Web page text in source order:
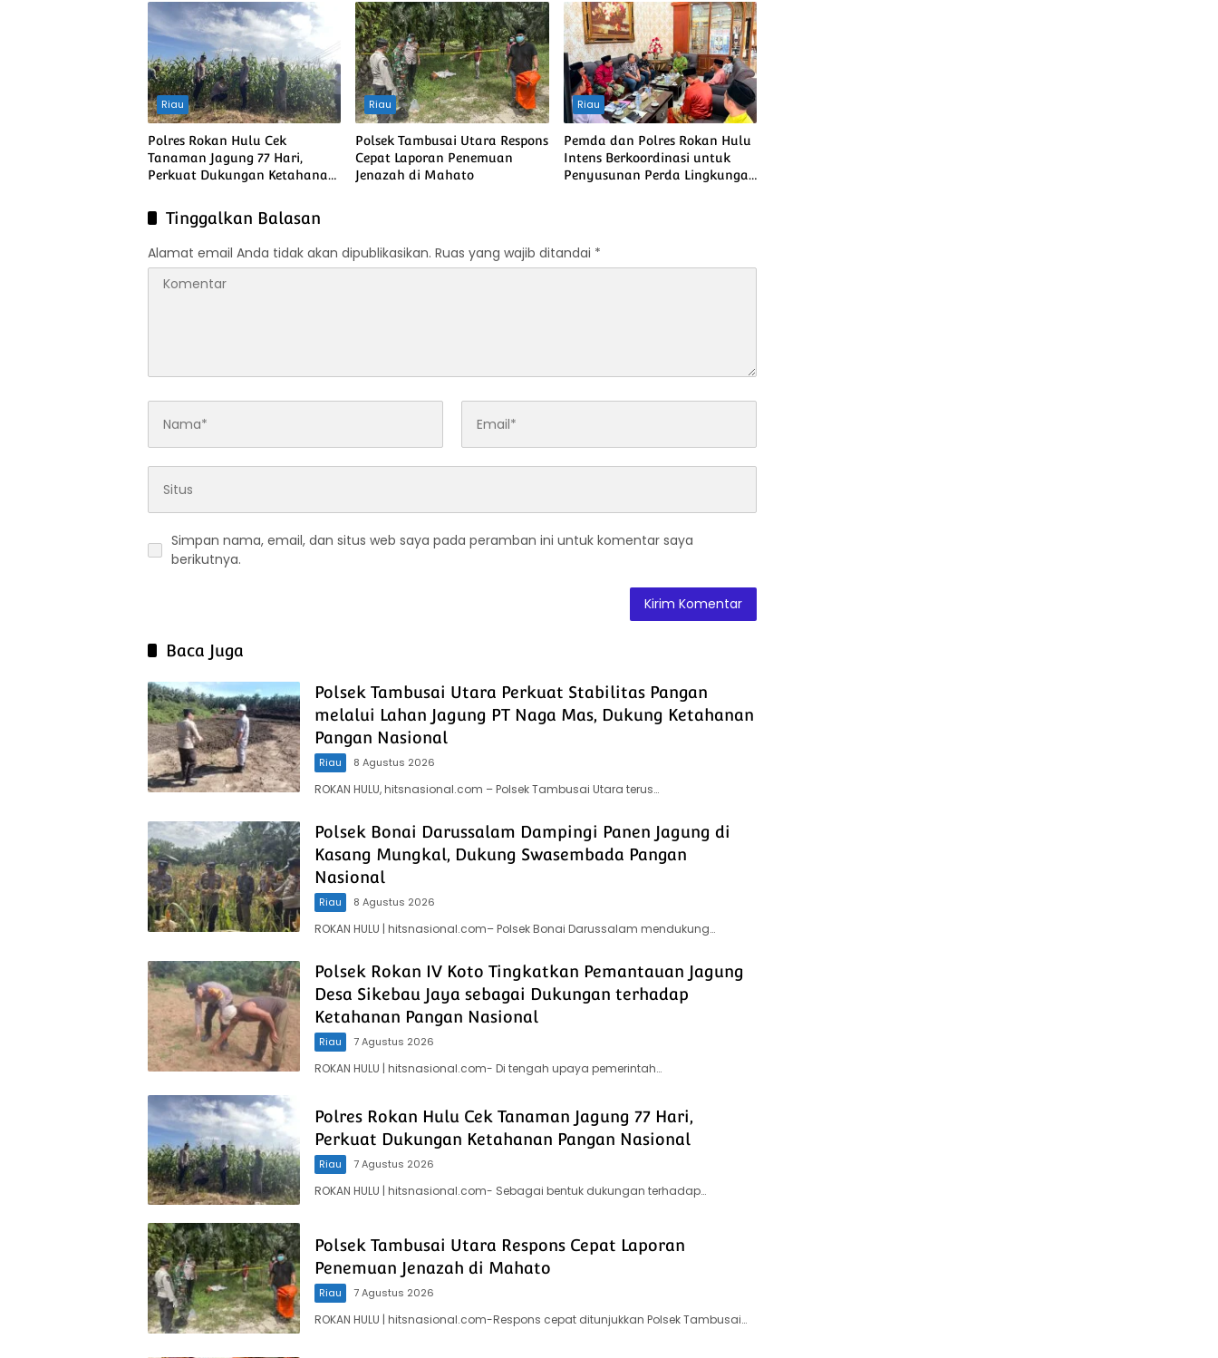
Pangan Nasional
Ketahanan Pangan Nasional
Riau
Polres Rokan Hulu Cek
Tanaman Jagung 77 Hari,
Perkuat Dukungan Ketahanan
Riau
Polsek Tambusai Utara Respons
Cepat Laporan Penemuan
Jenazah di Mahato
Riau
Pemda dan Polres Rokan Hulu
Intens Berkoordinasi untuk
Penyusunan Perda Lingkungan
Tinggalkan Balasan
Alamat email Anda tidak akan dipublikasikan. Ruas yang wajib ditandai *
Simpan nama, email, dan situs web saya pada peramban ini untuk komentar saya
berikutnya.
Baca Juga
Polsek Tambusai Utara Perkuat Stabilitas Pangan
melalui Lahan Jagung PT Naga Mas, Dukung Ketahanan
Pangan Nasional
Riau 8 Agustus 2026
ROKAN HULU, hitsnasional.com – Polsek Tambusai Utara terus…
Polsek Bonai Darussalam Dampingi Panen Jagung di
Kasang Mungkal, Dukung Swasembada Pangan
Nasional
Riau 8 Agustus 2026
ROKAN HULU | hitsnasional.com– Polsek Bonai Darussalam mendukung…
Polsek Rokan IV Koto Tingkatkan Pemantauan Jagung
Desa Sikebau Jaya sebagai Dukungan terhadap
Ketahanan Pangan Nasional
Riau 7 Agustus 2026
ROKAN HULU | hitsnasional.com- Di tengah upaya pemerintah…
Polres Rokan Hulu Cek Tanaman Jagung 77 Hari,
Perkuat Dukungan Ketahanan Pangan Nasional
Riau 7 Agustus 2026
ROKAN HULU | hitsnasional.com- Sebagai bentuk dukungan terhadap…
Polsek Tambusai Utara Respons Cepat Laporan
Penemuan Jenazah di Mahato
Riau 7 Agustus 2026
ROKAN HULU | hitsnasional.com-Respons cepat ditunjukkan Polsek Tambusai…